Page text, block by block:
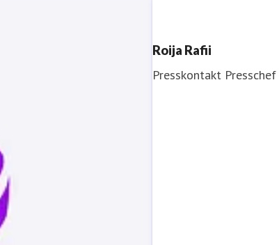
Roija Rafii
Presskontakt Presschef